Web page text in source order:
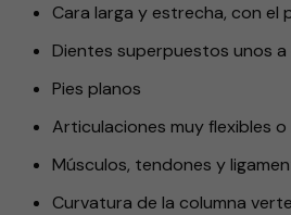
Cara larga y estrecha, con el
Dientes superpuestos unos
Pies planos
Articulaciones muy flexibles o
Músculos, tendones y
Curvatura de la columna